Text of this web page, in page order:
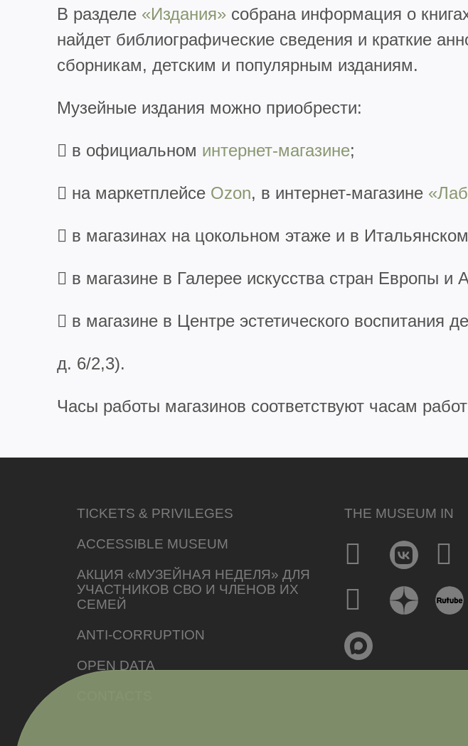
В разделе «Издания» собрана информация о
найдет библиографические сведения и краткие
сборникам, детским и популярным изданиям.
Музейные издания можно приобрести:
 в официальном интернет-магазине;
 на маркетплейсе Ozon, в интернет-магазине
 в магазинах на цокольном этаже и в
 в магазине в Галерее искусства стран Европы
 в магазине в Центре эстетического
д. 6/2,3).
Часы работы магазинов соответствуют часам
TICKETS & PRIVILEGES
ACCESSIBLE MUSEUM
АКЦИЯ «МУЗЕЙНАЯ НЕДЕЛЯ» ДЛЯ
УЧАСТНИКОВ СВО И ЧЛЕНОВ ИХ
СЕМЕЙ
ANTI-CORRUPTION
OPEN DATA
THE MUSEUM IN